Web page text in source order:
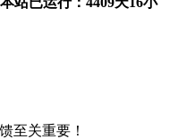
至关重要！